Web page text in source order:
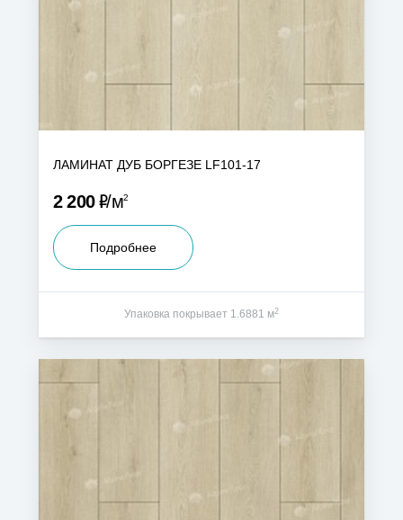
ЛАМИНАТ ДУБ БОРГЕЗЕ LF101-17
2 200Р м2
Подробнее
Упаковка покрывает 1.6881 м2